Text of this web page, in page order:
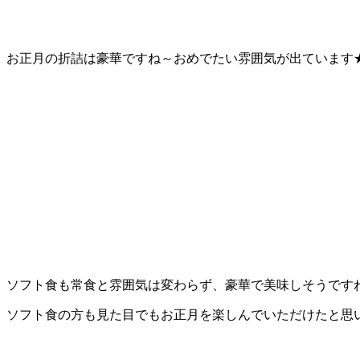
お正月の折詰は豪華ですね～おめでたい雰囲気が出ていま
ソフト食も常食と雰囲気は変わらず、豪華で美味しそうです
ソフト食の方も見た目でもお正月を楽しんでいただけたと思